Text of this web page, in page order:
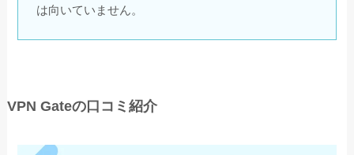
は向いていません。
VPN Gateの口コミ紹介